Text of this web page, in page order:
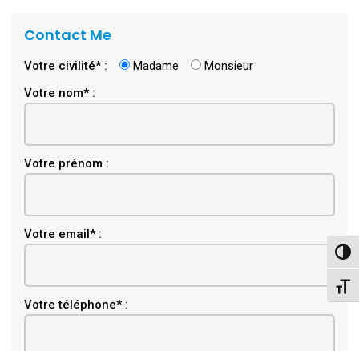
Contact Me
Votre civilité* : Madame
Monsieur
Votre nom* :
Votre prénom :
Votre email* :
Votre téléphone* :